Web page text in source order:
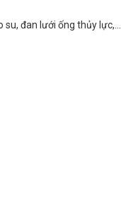
su, đan lưới ống thủy lực,…